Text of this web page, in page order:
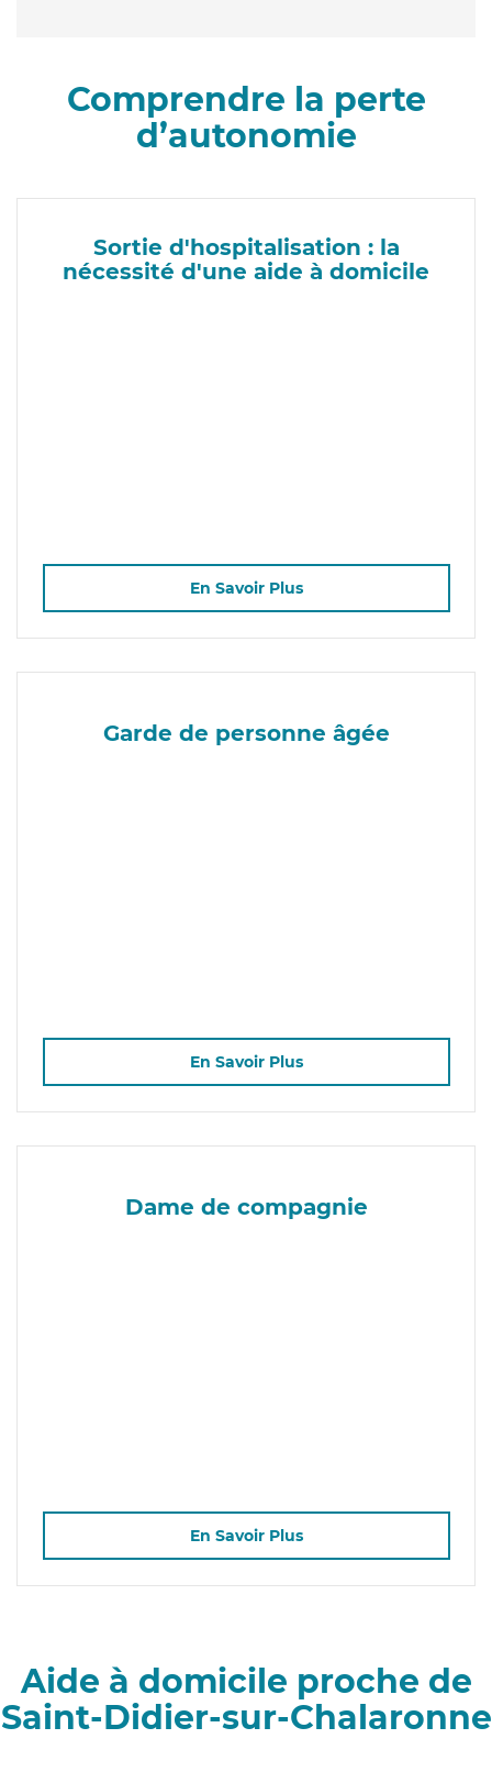
Comprendre la perte
d’autonomie
Sortie d'hospitalisation : la
nécessité d'une aide à domicile
En Savoir Plus
Garde de personne âgée
En Savoir Plus
Dame de compagnie
En Savoir Plus
Aide à domicile proche de
Saint-Didier-sur-Chalaronne